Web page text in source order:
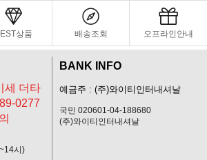
상품 배송조회 오프라인안내
세 더타
0277
시)
BANK INFO
예금주 : (주)와이티인터내셔날
국민 020601-04-188680
(주)와이티인터내셔날